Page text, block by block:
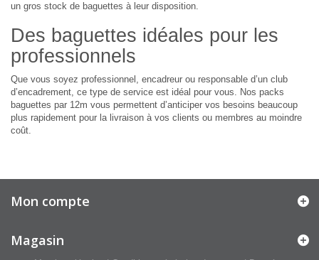
un gros stock de baguettes à leur disposition.
Des baguettes idéales pour les
professionnels
Que vous soyez professionnel, encadreur ou responsable d’un club
d’encadrement, ce type de service est idéal pour vous. Nos packs
baguettes par 12m vous permettent d’anticiper vos besoins beaucoup
plus rapidement pour la livraison à vos clients ou membres au moindre
coût.
Mon compte
Magasin